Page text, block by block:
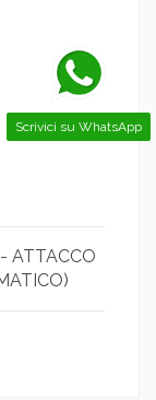
ATTACCO
Scrivici su WhatsApp